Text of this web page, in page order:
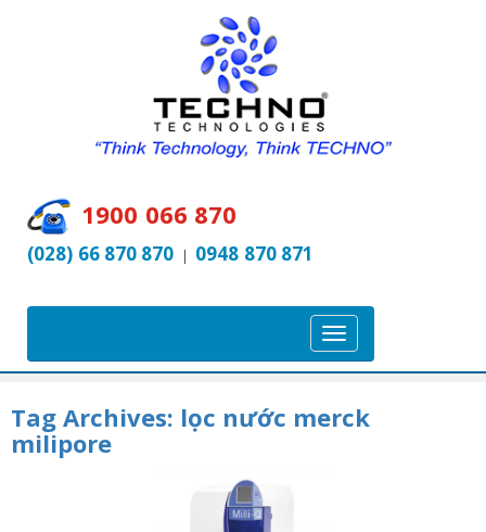
1900 066 870
(028) 66 870 870 | 0948 870 871
T
o
g
Tag Archives: lọc nước merck
milipore